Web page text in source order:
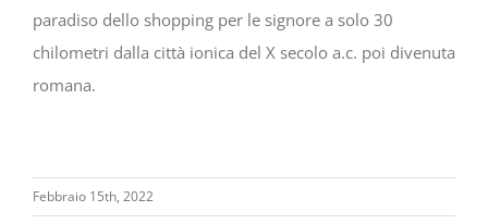
paradiso dello shopping per le signore a solo 30
chilometri dalla città ionica del X secolo a.c. poi divenuta
romana.
Febbraio 15th, 2022